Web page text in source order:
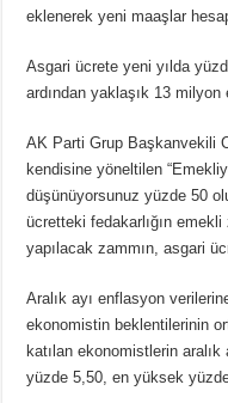
eklenerek yeni maaşlar
Asgari ücrete yeni yılda
ardından yaklaşık 13 milyon
AK Parti Grup Başkanvekili
kendisine yöneltilen
düşünüyorsunuz yüzde 50
ücretteki fedakarlığın emekli
yapılacak zammın, asgari
Aralık ayı enflasyon
ekonomistin beklentilerinin
katılan ekonomistlerin
yüzde 5,50, en yüksek yüzde